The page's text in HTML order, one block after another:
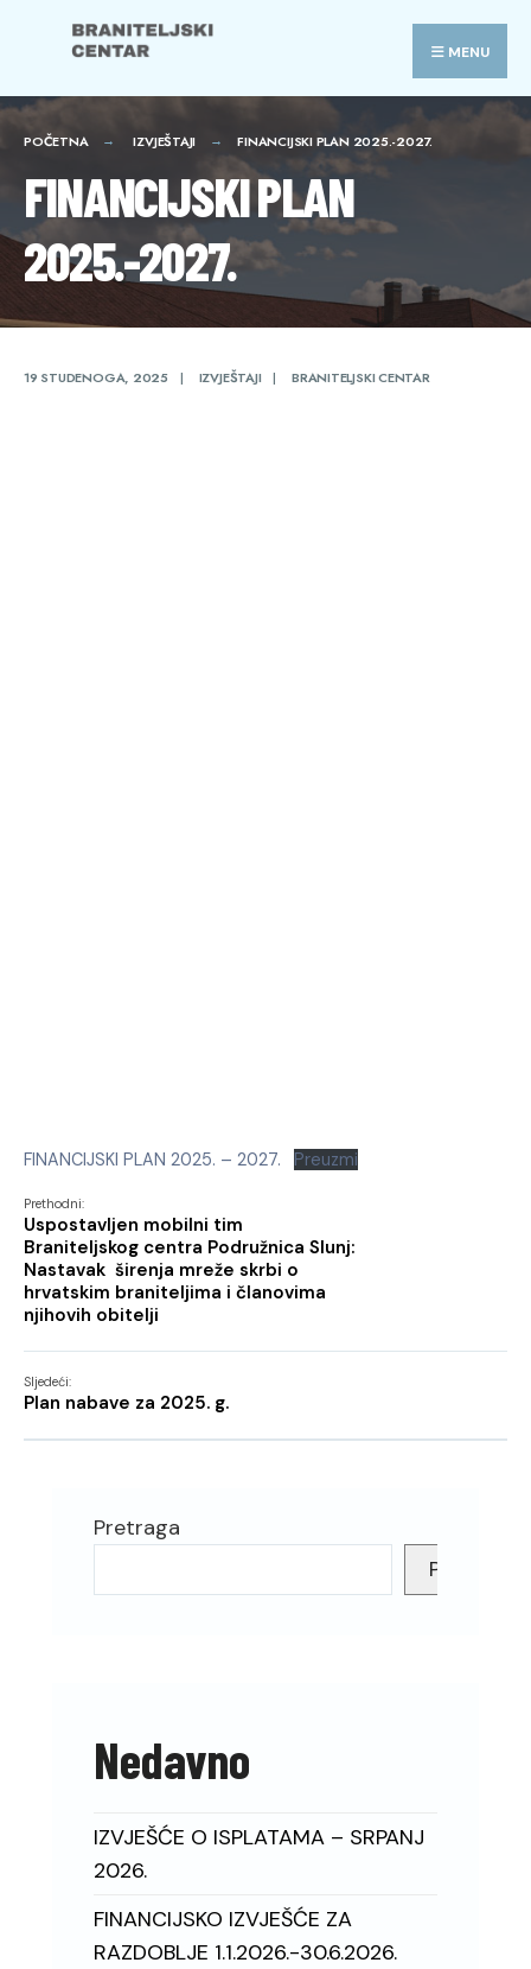
content
MENU
POČETNA IZVJEŠTAJI FINANCIJSKI PLAN 2025.-2027.
FINANCIJSKI PLAN
2025.-2027.
19 STUDENOGA, 2025 | IZVJEŠTAJI | BRANITELJSKI CENTAR
FINANCIJSKI PLAN 2025. – 2027. Preuzmi
Prethodni:
Uspostavljen mobilni tim
Braniteljskog centra Podružnica Slunj:
Nastavak širenja mreže skrbi o
hrvatskim braniteljima i članovima
njihovih obitelji
Sljedeći:
Plan nabave za 2025. g.
Pretraga
Pretraga
Nedavno
IZVJEŠĆE O ISPLATAMA – SRPANJ
2026.
FINANCIJSKO IZVJEŠĆE ZA
RAZDOBLJE 1.1.2026.-30.6.2026.
for: